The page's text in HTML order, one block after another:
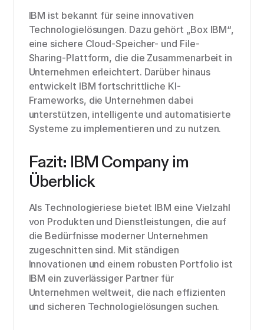
IBM ist bekannt für seine innovativen
Technologielösungen. Dazu gehört „Box IBM“,
eine sichere Cloud-Speicher- und File-
Sharing-Plattform, die die Zusammenarbeit in
Unternehmen erleichtert. Darüber hinaus
entwickelt IBM fortschrittliche KI-
Frameworks, die Unternehmen dabei
unterstützen, intelligente und automatisierte
Systeme zu implementieren und zu nutzen.
Fazit: IBM Company im
Überblick
Als Technologieriese bietet IBM eine Vielzahl
von Produkten und Dienstleistungen, die auf
die Bedürfnisse moderner Unternehmen
zugeschnitten sind. Mit ständigen
Innovationen und einem robusten Portfolio ist
IBM ein zuverlässiger Partner für
Unternehmen weltweit, die nach effizienten
und sicheren Technologielösungen suchen.